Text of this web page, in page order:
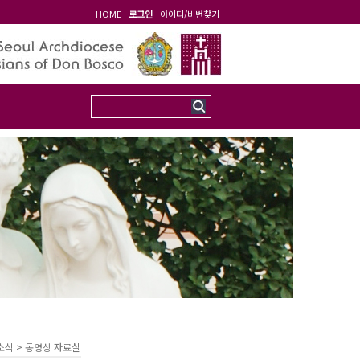
HOME 로그인 아이디/비번찾기
식 > 동영상 자료실